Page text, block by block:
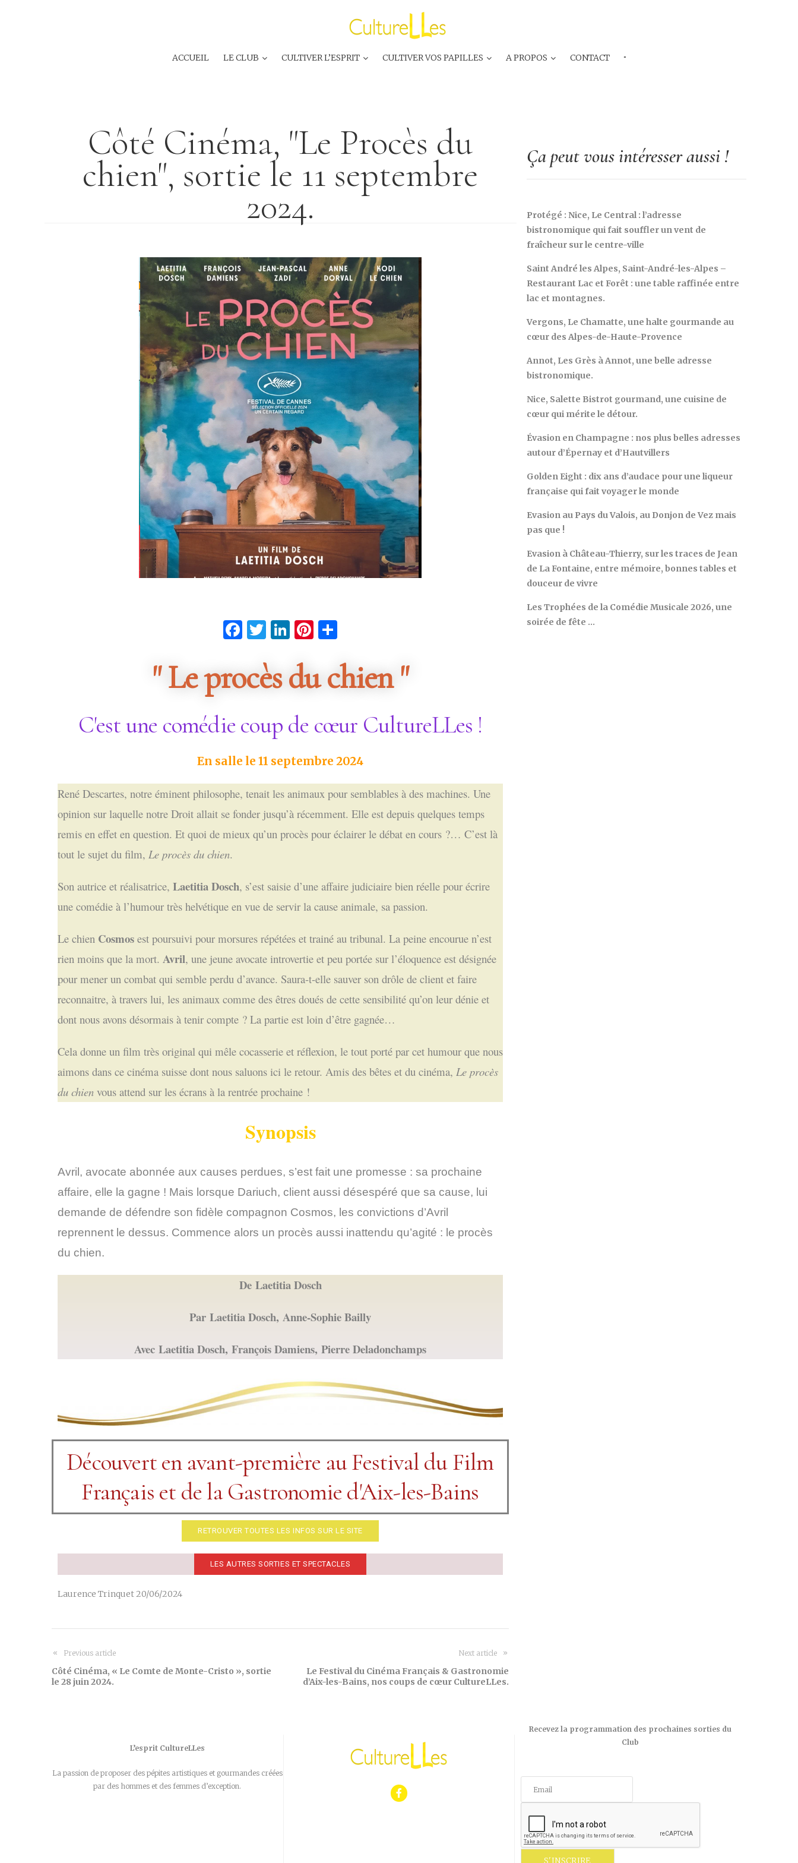
ACCUEIL LE CLUB CULTIVER L’ESPRIT CULTIVER VOS PAPILLES A PROPOS CONTACT ···
Côté Cinéma, "Le Procès du
chien", sortie le 11 septembre
2024.
Facebook
Twitter
LinkedIn
Pinterest
" Le procès du chien "
C'est une comédie coup de cœur CultureLLes !
En salle le 11 septembre 2024
René Descartes, notre éminent philosophe, tenait les animaux pour semblables à des machines. Une
opinion sur laquelle notre Droit allait se fonder jusqu’à récemment. Elle est depuis quelques temps
remis en effet en question. Et quoi de mieux qu’un procès pour éclairer le débat en cours ?… C’est là
tout le sujet du film, Le procès du chien.
Son autrice et réalisatrice, Laetitia Dosch, s’est saisie d’une affaire judiciaire bien réelle pour écrire
une comédie à l’humour très helvétique en vue de servir la cause animale, sa passion.
Le chien Cosmos est poursuivi pour morsures répétées et trainé au tribunal. La peine encourue n’est
rien moins que la mort. Avril, une jeune avocate introvertie et peu portée sur l’éloquence est désignée
pour mener un combat qui semble perdu d’avance. Saura-t-elle sauver son drôle de client et faire
reconnaitre, à travers lui, les animaux comme des êtres doués de cette sensibilité qu’on leur dénie et
dont nous avons désormais à tenir compte ? La partie est loin d’être gagnée…
Cela donne un film très original qui mêle cocasserie et réflexion, le tout porté par cet humour que nous
aimons dans ce cinéma suisse dont nous saluons ici le retour. Amis des bêtes et du cinéma, Le procès
du chien vous attend sur les écrans à la rentrée prochaine !
Synopsis
Avril, avocate abonnée aux causes perdues, s’est fait une promesse : sa prochaine
affaire, elle la gagne ! Mais lorsque Dariuch, client aussi désespéré que sa cause, lui
demande de défendre son fidèle compagnon Cosmos, les convictions d’Avril
reprennent le dessus. Commence alors un procès aussi inattendu qu’agité : le procès
du chien.
De Laetitia Dosch
Par Laetitia Dosch, Anne-Sophie Bailly
Avec Laetitia Dosch, François Damiens, Pierre Deladonchamps
Découvert en avant-première au Festival du Film
Français et de la Gastronomie d'Aix-les-Bains
RETROUVER TOUTES LES INFOS SUR LE SITE
LES AUTRES SORTIES ET SPECTACLES
Laurence Trinquet 20/06/2024
Previous article
Côté Cinéma, « Le Comte de Monte-Cristo », sortie
le 28 juin 2024.
Next article
Le Festival du Cinéma Français & Gastronomie
d’Aix-les-Bains, nos coups de cœur CultureLLes.
Ça peut vous intéresser aussi !
Protégé : Nice, Le Central : l’adresse
bistronomique qui fait souffler un vent de
fraîcheur sur le centre-ville
Saint André les Alpes, Saint-André-les-Alpes –
Restaurant Lac et Forêt : une table raffinée entre
lac et montagnes.
Vergons, Le Chamatte, une halte gourmande au
cœur des Alpes-de-Haute-Provence
Annot, Les Grès à Annot, une belle adresse
bistronomique.
Nice, Salette Bistrot gourmand, une cuisine de
cœur qui mérite le détour.
Évasion en Champagne : nos plus belles adresses
autour d’Épernay et d’Hautvillers
Golden Eight : dix ans d’audace pour une liqueur
française qui fait voyager le monde
Evasion au Pays du Valois, au Donjon de Vez mais
pas que !
Evasion à Château-Thierry, sur les traces de Jean
de La Fontaine, entre mémoire, bonnes tables et
douceur de vivre
Les Trophées de la Comédie Musicale 2026, une
soirée de fête …
L’esprit CultureLLes
La passion de proposer des pépites artistiques et gourmandes créées
par des hommes et des femmes d’exception.
Recevez la programmation des prochaines sorties du
Club